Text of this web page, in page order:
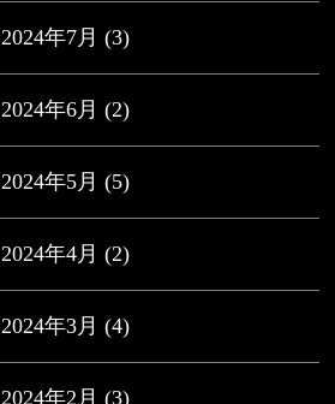
2024年7月 (3)
2024年6月 (2)
2024年5月 (5)
2024年4月 (2)
2024年3月 (4)
2024年2月 (3)